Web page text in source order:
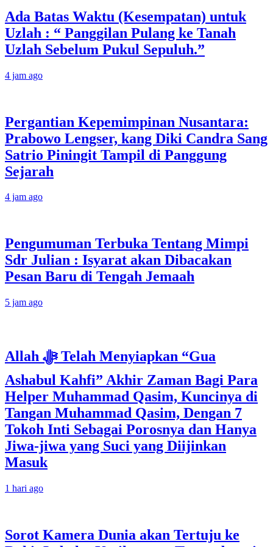
Ada Batas Waktu (Kesempatan) untuk
Uzlah : “ Panggilan Pulang ke Tanah
Uzlah Sebelum Pukul Sepuluh.”
4 jam ago
Pergantian Kepemimpinan Nusantara:
Prabowo Lengser, kang Diki Candra Sang
Satrio Piningit Tampil di Panggung
Sejarah
4 jam ago
Pengumuman Terbuka Tentang Mimpi
Sdr Julian : Isyarat akan Dibacakan
Pesan Baru di Tengah Jemaah
5 jam ago
Allah ﷻ Telah Menyiapkan “Gua
Ashabul Kahfi” Akhir Zaman Bagi Para
Helper Muhammad Qasim, Kuncinya di
Tangan Muhammad Qasim, Dengan 7
Tokoh Inti Sebagai Porosnya dan Hanya
Jiwa-jiwa yang Suci yang Diijinkan
Masuk
1 hari ago
Sorot Kamera Dunia akan Tertuju ke